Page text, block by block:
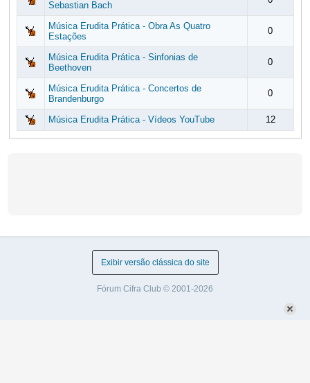
Sebastian Bach
Música Erudita Prática - Obra As Quatro
Estações
0
Música Erudita Prática - Sinfonias de
Beethoven
0
Música Erudita Prática - Concertos de
Brandenburgo
0
Música Erudita Prática - Vídeos YouTube 12
Exibir versão clássica do site
Fórum Cifra Club © 2001-2026